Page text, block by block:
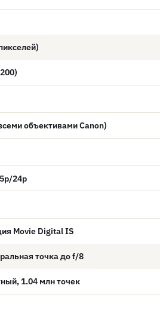
объективами Canon)
24p
Movie Digital IS
точка до f/8
1.04 млн точек